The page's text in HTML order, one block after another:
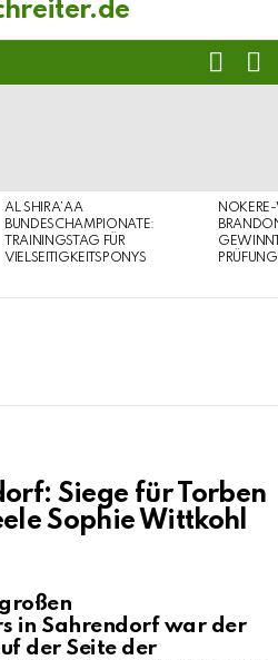
AL SHIRA’AA
BUNDESCHAMPIONATE:
TRAININGSTAG FÜR
VIELSEITIGKEITSPONYS
PRÜFUNG
Siege für Torben
Sophie Wittkohl
in Sahrendorf war der
der Seite der